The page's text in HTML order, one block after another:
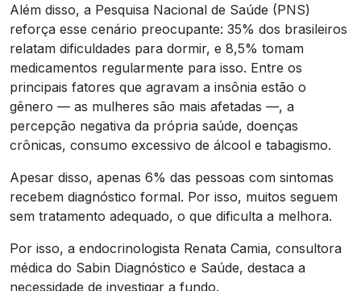
Além disso, a Pesquisa Nacional de Saúde (PNS)
reforça esse cenário preocupante: 35% dos brasileiros
relatam dificuldades para dormir, e 8,5% tomam
medicamentos regularmente para isso. Entre os
principais fatores que agravam a insônia estão o
gênero — as mulheres são mais afetadas —, a
percepção negativa da própria saúde, doenças
crônicas, consumo excessivo de álcool e tabagismo.
Apesar disso, apenas 6% das pessoas com sintomas
recebem diagnóstico formal. Por isso, muitos seguem
sem tratamento adequado, o que dificulta a melhora.
Por isso, a endocrinologista Renata Camia, consultora
médica do Sabin Diagnóstico e Saúde, destaca a
necessidade de investigar a fundo.